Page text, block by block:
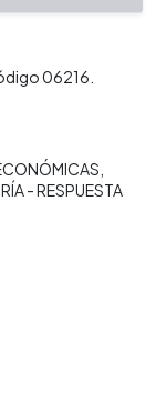
06216.
- RESPUESTA